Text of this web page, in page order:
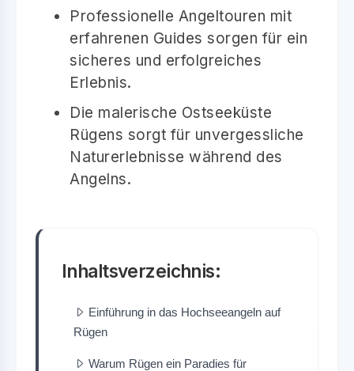
Professionelle Angeltouren mit
erfahrenen Guides sorgen für ein
sicheres und erfolgreiches
Erlebnis.
Die malerische Ostseeküste
Rügens sorgt für unvergessliche
Naturerlebnisse während des
Angelns.
Inhaltsverzeichnis:
Einführung in das Hochseeangeln auf
Rügen
Warum Rügen ein Paradies für